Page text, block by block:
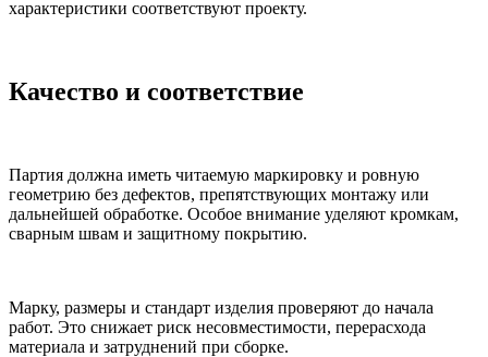
характеристики соответствуют проекту.
Качество и соответствие
Партия должна иметь читаемую маркировку и ровную
геометрию без дефектов, препятствующих монтажу или
дальнейшей обработке. Особое внимание уделяют кромкам,
сварным швам и защитному покрытию.
Марку, размеры и стандарт изделия проверяют до начала
работ. Это снижает риск несовместимости, перерасхода
материала и затруднений при сборке.